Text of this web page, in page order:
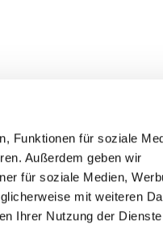
Funktionen für soziale
Außerdem geben wir
für soziale Medien,
mit weiteren
Ihrer Nutzung der Dienste